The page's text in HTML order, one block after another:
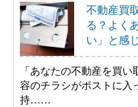
不動産買
る？よく
い」と感
「あなたの不動産を買
容のチラシがポストに入
持……